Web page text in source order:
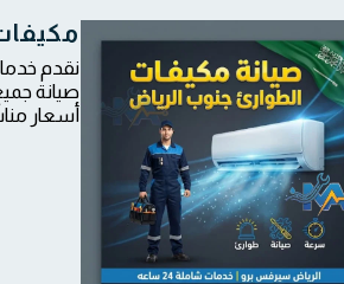
صيانة
أسعار